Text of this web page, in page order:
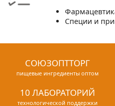
Специи и
СОЮЗОПТТОРГ
пищевые ингредиенты оптом
10 ЛАБОРАТОРИЙ
технологической поддержки